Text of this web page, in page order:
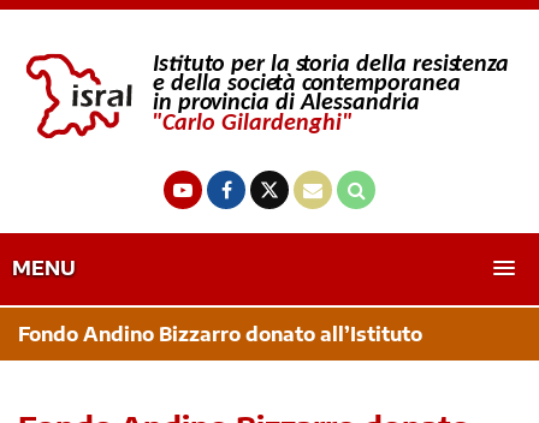
MENU
Fondo Andino Bizzarro donato all’Istituto